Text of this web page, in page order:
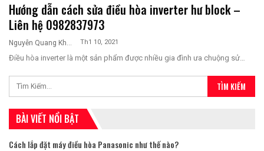
Hướng dẫn cách sửa điều hòa inverter hư block –
Liên hệ 0982837973
Nguyễn Quang Khương Th1 10, 2021
Điều hòa inverter là một sản phẩm được nhiều gia đình ưa chuộng sử…
BÀI VIẾT NỔI BẬT
Cách lắp đặt máy điều hòa Panasonic như thế nào?